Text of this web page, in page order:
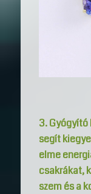
3.
segít
elme
csakrákat,
szem és a